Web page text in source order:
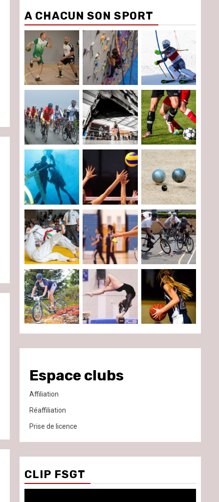
A CHACUN SON SPORT
Espace clubs
Affiliation
Réaffiliation
Prise de licence
CLIP FSGT